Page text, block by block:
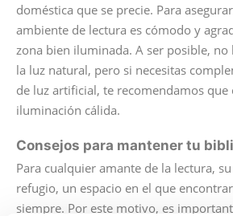
doméstica que se precie. Para
ambiente de lectura es cómodo y
zona bien iluminada. A ser posible,
la luz natural, pero si necesitas
de luz artificial, te recomendamos que
iluminación cálida.
Consejos para mantener tu
Para cualquier amante de la lectura,
refugio, un espacio en el que
siempre. Por este motivo, es